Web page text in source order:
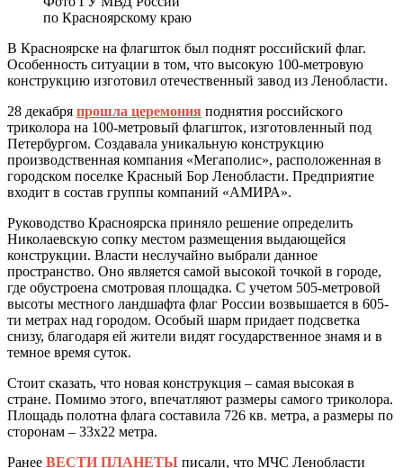
по Красноярскому краю
В Красноярске на флагшток был поднят российский флаг.
Особенность ситуации в том, что высокую 100-метровую
конструкцию изготовил отечественный завод из Ленобласти.
28 декабря прошла церемония поднятия российского
триколора на 100-метровый флагшток, изготовленный под
Петербургом. Создавала уникальную конструкцию
производственная компания «Мегаполис», расположенная в
городском поселке Красный Бор Ленобласти. Предприятие
входит в состав группы компаний «АМИРА».
Руководство Красноярска приняло решение определить
Николаевскую сопку местом размещения выдающейся
конструкции. Власти неслучайно выбрали данное
пространство. Оно является самой высокой точкой в городе,
где обустроена смотровая площадка. С учетом 505-метровой
высоты местного ландшафта флаг России возвышается в 605-
ти метрах над городом. Особый шарм придает подсветка
снизу, благодаря ей жители видят государственное знамя и в
темное время суток.
Стоит сказать, что новая конструкция – самая высокая в
стране. Помимо этого, впечатляют размеры самого триколора.
Площадь полотна флага составила 726 кв. метра, а размеры по
сторонам – 33х22 метра.
Ранее ВЕСТИ ПЛАНЕТЫ писали, что МЧС Ленобласти